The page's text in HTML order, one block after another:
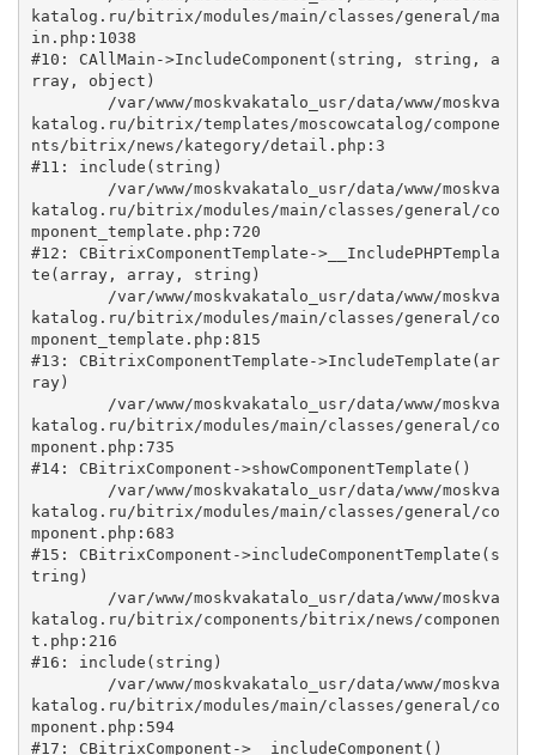
katalog.ru/bitrix/modules/main/classes/general/ma
in.php:1038
#10: CAllMain->IncludeComponent(string, string, a
rray, object)
katalog.ru/bitrix/templates/moscowcatalog/compone
nts/bitrix/news/kategory/detail.php:3
#11: include(string)
katalog.ru/bitrix/modules/main/classes/general/co
mponent_template.php:720
#12: CBitrixComponentTemplate->__IncludePHPTempla
te(array, array, string)
katalog.ru/bitrix/modules/main/classes/general/co
mponent_template.php:815
#13: CBitrixComponentTemplate->IncludeTemplate(ar
ray)
katalog.ru/bitrix/modules/main/classes/general/co
mponent.php:735
#14: CBitrixComponent->showComponentTemplate()
katalog.ru/bitrix/modules/main/classes/general/co
mponent.php:683
#15: CBitrixComponent->includeComponentTemplate(s
tring)
katalog.ru/bitrix/components/bitrix/news/componen
t.php:216
#16: include(string)
katalog.ru/bitrix/modules/main/classes/general/co
mponent.php:594
#17: CBitrixComponent->__includeComponent()